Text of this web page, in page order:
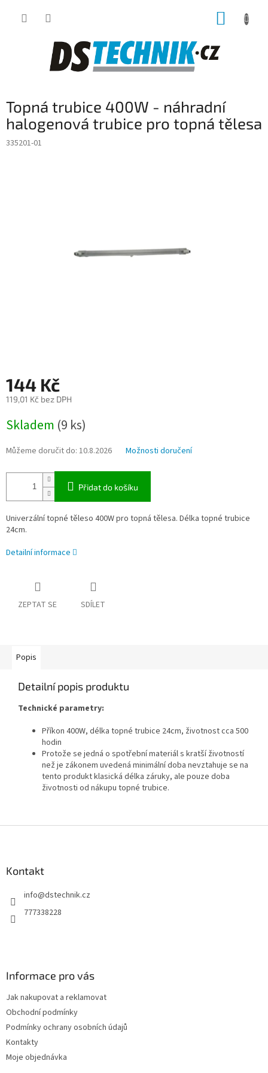
Topná trubice 400W - náhradní
halogenová trubice pro topná tělesa
335201-01
144 Kč
119,01 Kč bez DPH
cena:
Skladem (9 ks)
Můžeme doručit do: 10.8.2026 Možnosti doručení
Přidat do košíku
Univerzální topné těleso 400W pro topná tělesa. Délka topné trubice
24cm.
Detailní informace
ZEPTAT SE SDÍLET
Popis
Detailní popis produktu
Technické parametry:
Příkon 400W, délka topné trubice 24cm, životnost cca 500
hodin
Protože se jedná o spotřební materiál s kratší životností
než je zákonem uvedená minimální doba nevztahuje se na
tento produkt klasická délka záruky, ale pouze doba
životnosti od nákupu topné trubice.
Kontakt
info@dstechnik.cz
777338228
Informace pro vás
Jak nakupovat a reklamovat
Obchodní podmínky
Podmínky ochrany osobních údajů
Kontakty
Moje objednávka